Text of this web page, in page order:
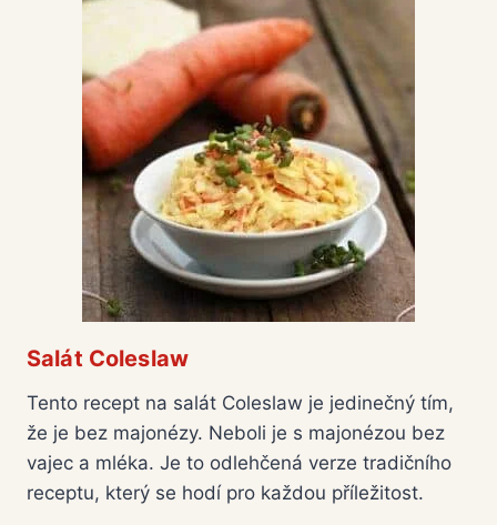
Salát Coleslaw
Tento recept na salát Coleslaw je jedinečný tím,
že je bez majonézy. Neboli je s majonézou bez
vajec a mléka. Je to odlehčená verze tradičního
receptu, který se hodí pro každou příležitost.